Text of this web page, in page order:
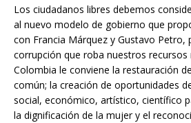
Los ciudadanos libres debemos
al nuevo modelo de gobierno que
con Francia Márquez y Gustavo Petro,
corrupción que roba nuestros recursos
Colombia le conviene la restauración
común; la creación de oportunidades
social, económico, artístico, científico
la dignificación de la mujer y el